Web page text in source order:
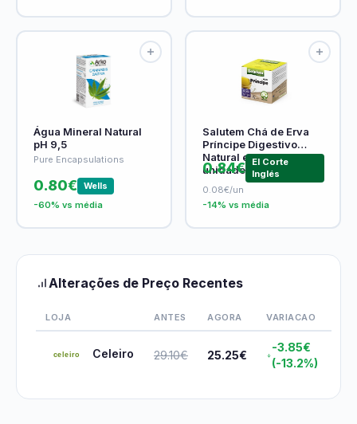
Água Mineral Natural
pH 9,5
Pure Encapsulations
0.80€
Wells
-60% vs média
Salutem Chá de Erva
Príncipe Digestivo
Natural embalagem 10
unidades
0.84€
El Corte
Inglés
0.08€/un
-14% vs média
Alterações de Preço Recentes
LOJA ANTES AGORA VARIACAO
Celeiro 29.10€ 25.25€
-3.85€
(-13.2%)